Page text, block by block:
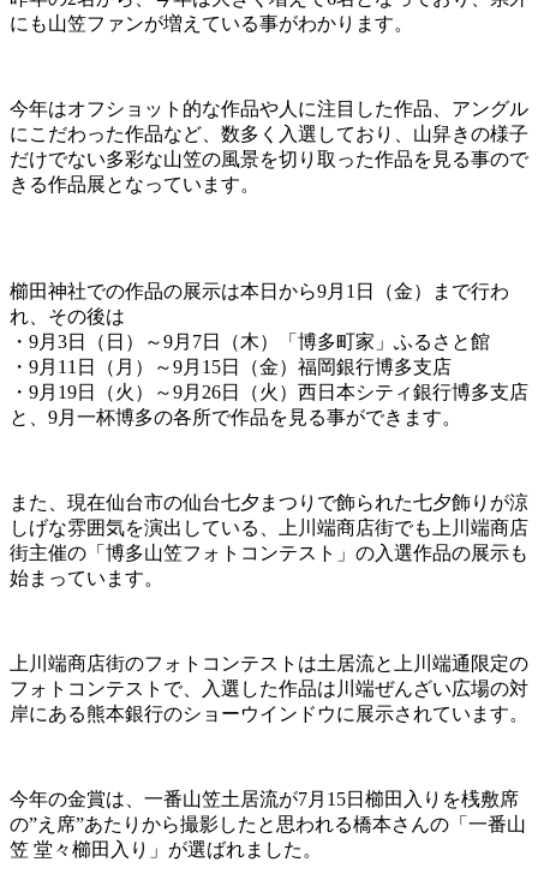
にも山笠ファンが増えている事がわかります。
今年はオフショット的な作品や人に注目した作品、アングル
にこだわった作品など、数多く入選しており、山舁きの様子
だけでない多彩な山笠の風景を切り取った作品を見る事ので
きる作品展となっています。
櫛田神社での作品の展示は本日から9月1日（金）まで行わ
れ、その後は
・9月3日（日）～9月7日（木）「博多町家」ふるさと館
・9月11日（月）～9月15日（金）福岡銀行博多支店
・9月19日（火）～9月26日（火）西日本シティ銀行博多支店
と、9月一杯博多の各所で作品を見る事ができます。
また、現在仙台市の仙台七夕まつりで飾られた七夕飾りが涼
しげな雰囲気を演出している、上川端商店街でも上川端商店
街主催の「博多山笠フォトコンテスト」の入選作品の展示も
始まっています。
上川端商店街のフォトコンテストは土居流と上川端通限定の
フォトコンテストで、入選した作品は川端ぜんざい広場の対
岸にある熊本銀行のショーウインドウに展示されています。
今年の金賞は、一番山笠土居流が7月15日櫛田入りを桟敷席
の”え席”あたりから撮影したと思われる橋本さんの「一番山
笠 堂々櫛田入り」が選ばれました。